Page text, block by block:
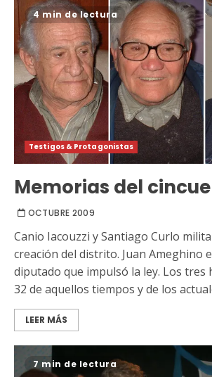
4 min de lectura
Testigos & Protagonistas
Memorias del
OCTUBRE 2009
Canio Iacouzzi y Santiago Curlo
creación del distrito. Juan Ameghino
diputado que impulsó la ley. Los tres
32 de aquellos tiempos y de los
LEER MÁS
7 min de lectura